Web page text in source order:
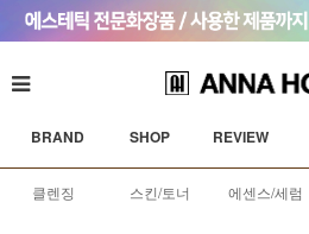
BRAND SHOP REVIEW
클렌징 스킨/토너 에센스/세럼